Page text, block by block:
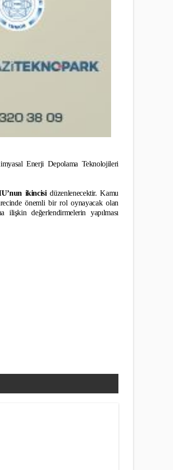
Enerji Depolama Teknolojileri
nun ikincisidüzenlenecektir. Kamu
önemli bir rol oynayacak olan
değerlendirmelerin yapılması